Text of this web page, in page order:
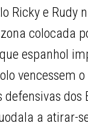
Ricky e Rudy
colocada
espanhol
vencessem o
dos
a atirar-